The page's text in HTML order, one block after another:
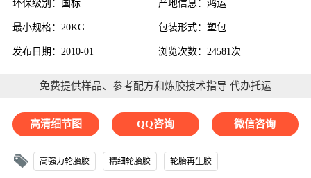
环保级别：国标 产地信息：鸿运
最小规格：20KG 包装形式：塑包
发布日期：2010-01 浏览次数：24581次
免费提供样品、参考配方和炼胶技术指导 代办托运
高清细节图 QQ咨询 微信咨询
高强力轮胎胶 精细轮胎胶 轮胎再生胶